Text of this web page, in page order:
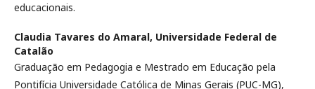
educacionais.
Claudia Tavares do Amaral, Universidade Federal de
Catalão
Graduação em Pedagogia e Mestrado em Educação pela
Pontifícia Universidade Católica de Minas Gerais (PUC-MG),